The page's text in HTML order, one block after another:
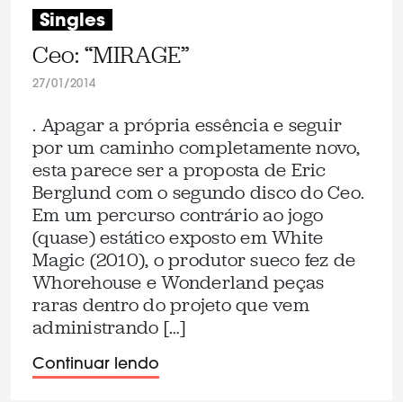
Singles
Ceo: “MIRAGE”
27/01/2014
. Apagar a própria essência e seguir
por um caminho completamente novo,
esta parece ser a proposta de Eric
Berglund com o segundo disco do Ceo.
Em um percurso contrário ao jogo
(quase) estático exposto em White
Magic (2010), o produtor sueco fez de
Whorehouse e Wonderland peças
raras dentro do projeto que vem
administrando […]
Continuar lendo